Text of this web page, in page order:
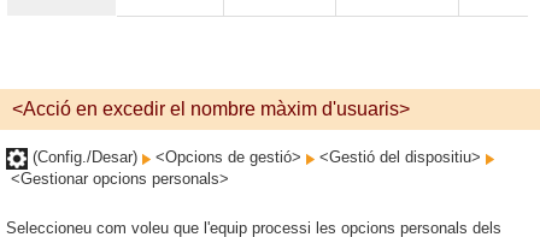
<Acció en excedir el nombre màxim d'usuaris>
(Config./Desar) <Opcions de gestió>
<Gestió del dispositiu>
<Gestionar opcions personals>
Seleccioneu com voleu que l'equip processi les opcions personals dels